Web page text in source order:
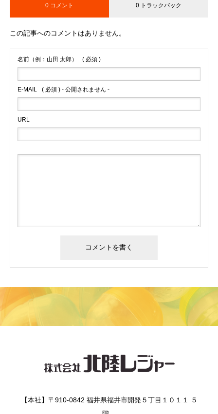
0 コメント 0 トラックバック
この記事へのコメントはありません。
名前（例：山田 太郎） ( 必須 )
E-MAIL ( 必須 ) - 公開されません -
URL
【本社】〒910-0842 福井県福井市開発５丁目１０１１ ５